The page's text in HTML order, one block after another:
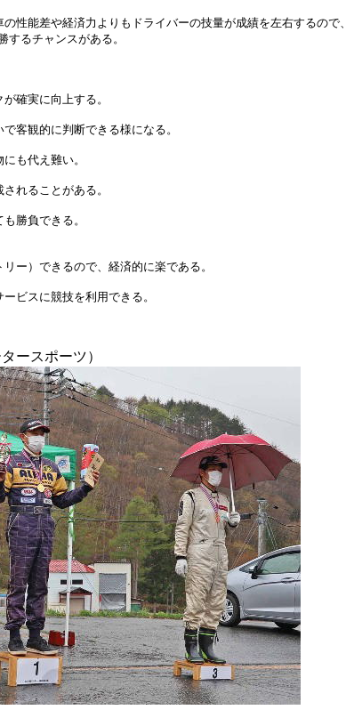
性能差や経済力よりもドライバーの技量が成績を左右するので、
るチャンスがある。
確実に向上する。
客観的に判断できる様になる。
も代え難い。
れることがある。
勝負できる。
ー）できるので、経済的に楽である。
ビスに競技を利用できる。
ースポーツ）